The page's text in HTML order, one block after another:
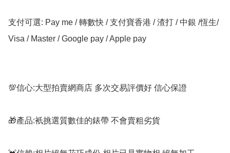
支付可選: Pay me / 轉數快 / 支付寶香港 / 渣打 / 中銀 /恆生/
Visa / Master / Google pay / Apple pay
💯信心:大型拍賣網商店 多次交易評價好 信心保證
🎁產品:衹挑選質數佳的錶帶 不會賣粗劣貨